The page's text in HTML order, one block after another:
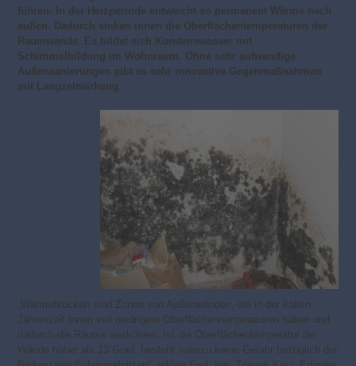
führen. In der Heizperiode entweicht so permanent Wärme nach
außen. Dadurch sinken innen die Oberflächentemperaturen der
Raumwände. Es bildet sich Kondenswasser mit
Schimmelbildung im Wohnraum. Ohne sehr aufwendige
Außensanierungen gibt es sehr innovative Gegenmaßnahmen
mit Langzeitwirkung.
„Wärmebrücken sind Zonen von Außenwänden, die in der kalten
Jahreszeit innen viel niedrigere Oberflächentemperaturen haben und
dadurch die Räume auskühlen. Ist die Oberflächentemperatur der
Wände höher als 13 Grad, besteht nahezu keine Gefahr bezüglich der